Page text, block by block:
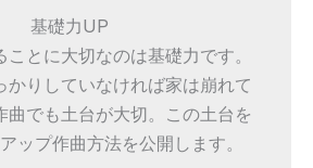
基礎力UP
ことに大切なのは基礎力です。
かりしていなければ家は崩れて
曲でも土台が大切。この土台を
ップ作曲方法を公開します。